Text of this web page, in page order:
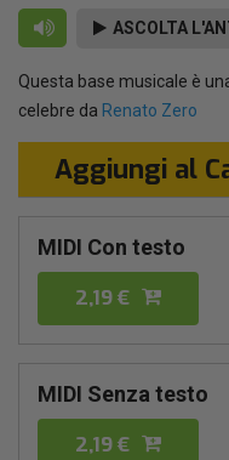
ASCOLTA
Questa base musicale è
celebre da Renato Zero
Aggiungi al
MIDI Con testo
2,19 €
MIDI Senza testo
2,19 €